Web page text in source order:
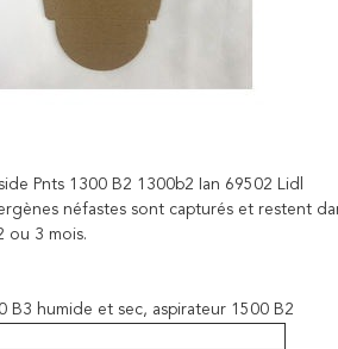
Pnts 1300 B2 1300b2 Ian 69502 Lidl
néfastes sont capturés et restent
ou 3 mois.
B3 humide et sec, aspirateur 1500 B2